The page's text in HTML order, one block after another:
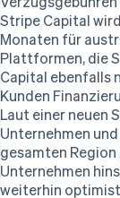
Stripe Capital
Monaten für
Plattformen, die
Capital ebenfalls
Kunden
Laut einer neuen
Unternehmen
gesamten
Unternehmen
weiterhin
Schweiz
DeutschFrançais
Singapur
English 简体中文
Slowakei
English
Slowenien
EnglishItaliano
China